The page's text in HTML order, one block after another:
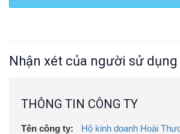
trên 95 độ C vào phin. Chờ 3 -5
- Bảo quản: Bảo quản ở nhiệt độ
ráo, thoáng mát.
-HSD: 01 năm kể từ ngày sản xuất
Nhận xét của người sử dụng
THÔNG TIN CÔNG TY
Tên công ty:
Hộ kinh doanh Hoài